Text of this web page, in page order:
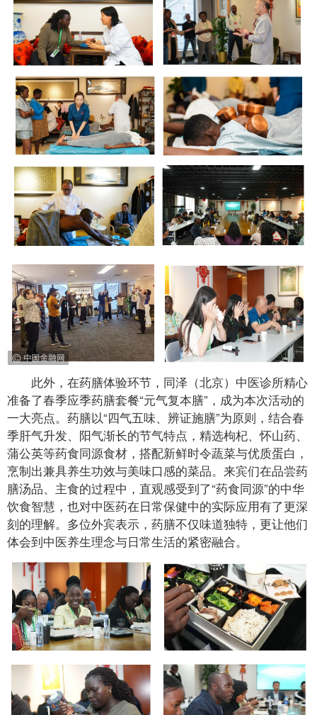
此外，在药膳体验环节，同泽（北京）中医诊所精心
准备了春季应季药膳套餐“元气复本膳”，成为本次活动的
一大亮点。药膳以“四气五味、辨证施膳”为原则，结合春
季肝气升发、阳气渐长的节气特点，精选枸杞、怀山药、
蒲公英等药食同源食材，搭配新鲜时令蔬菜与优质蛋白，
烹制出兼具养生功效与美味口感的菜品。来宾们在品尝药
膳汤品、主食的过程中，直观感受到了“药食同源”的中华
饮食智慧，也对中医药在日常保健中的实际应用有了更深
刻的理解。多位外宾表示，药膳不仅味道独特，更让他们
体会到中医养生理念与日常生活的紧密融合。